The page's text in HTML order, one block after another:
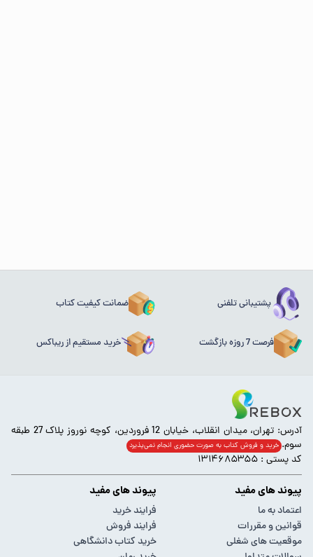
پشتیبانی تلفنی ضمانت کیفیت کتاب
فرصت 7 روزه بازگشت خرید مستقیم از ریباکس
آدرس: تهران، میدان انقلاب، خیابان 12 فروردین، کوچه نوروز پلاک 27 طبقه
سوم. خرید و فروش کتاب به صورت حضوری انجام‌ نمی‌پذیرد
کد پستی : ۱۳۱۴۶۸۵۳۵۵
پیوند های مفید
اعتماد به ما
قوانین و مقررات
موقعیت های شغلی
پیوند های مفید
فرایند خرید
فرایند فروش
خرید کتاب دانشگاهی